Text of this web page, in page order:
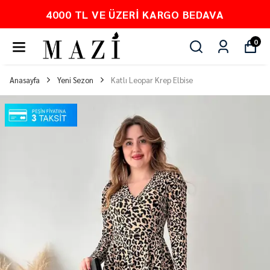
PEŞİN FİYATINA 3 TAKSİT
0
Anasayfa Yeni Sezon Katlı Leopar Krep Elbise